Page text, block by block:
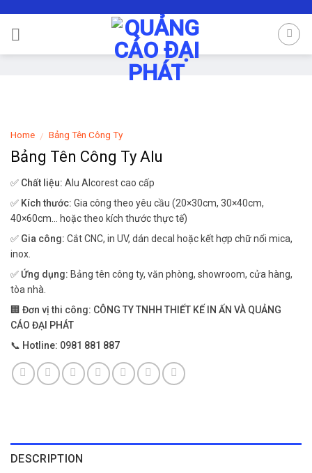
content
Home / Bảng Tên Công Ty
Bảng Tên Công Ty Alu
✅ Chất liệu: Alu Alcorest cao cấp
✅ Kích thước: Gia công theo yêu cầu (20×30cm, 30×40cm,
40×60cm… hoặc theo kích thước thực tế)
✅ Gia công: Cắt CNC, in UV, dán decal hoặc kết hợp chữ nổi mica,
inox.
✅Ứng dụng: Bảng tên công ty, văn phòng, showroom, cửa hàng,
tòa nhà.
🏢 Đơn vị thi công: CÔNG TY TNHH THIẾT KẾ IN ẤN VÀ QUẢNG
CÁO ĐẠI PHÁT
📞 Hotline: 0981 881 887
DESCRIPTION